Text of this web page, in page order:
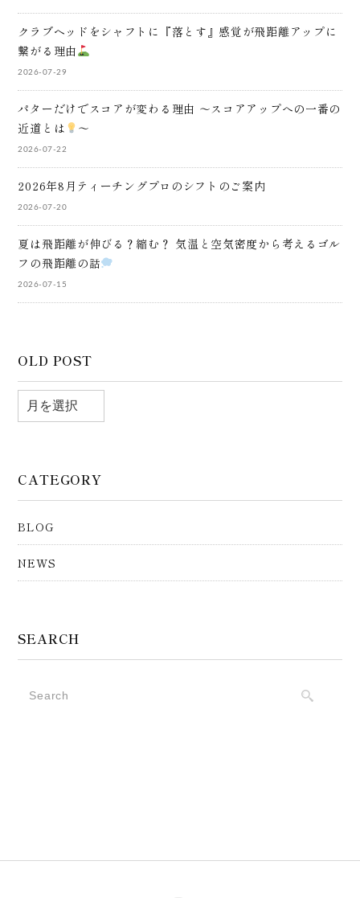
クラブヘッドをシャフトに『落とす』感覚が飛距離アップに
繋がる理由
2026-07-29
パターだけでスコアが変わる理由 ～スコアアップへの一番の
近道とは
～
2026-07-22
2026年8月ティーチングプロのシフトのご案内
2026-07-20
夏は飛距離が伸びる？縮む？ 気温と空気密度から考えるゴル
フの飛距離の話
2026-07-15
OLD POST
CATEGORY
BLOG
NEWS
SEARCH